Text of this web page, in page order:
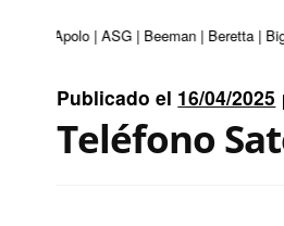
| Apolo | ASG | Beeman | Beretta |
Publicado el 16/04/2025
Teléfono